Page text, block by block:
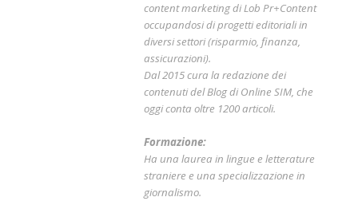
content marketing di Lob Pr+Content
occupandosi di progetti editoriali in
diversi settori (risparmio, finanza,
assicurazioni).
Dal 2015 cura la redazione dei
contenuti del Blog di Online SIM, che
oggi conta oltre 1200 articoli.
Formazione:
Ha una laurea in lingue e letterature
straniere e una specializzazione in
giornalismo.